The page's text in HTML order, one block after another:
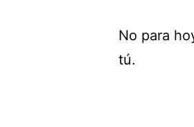
No para
tú.